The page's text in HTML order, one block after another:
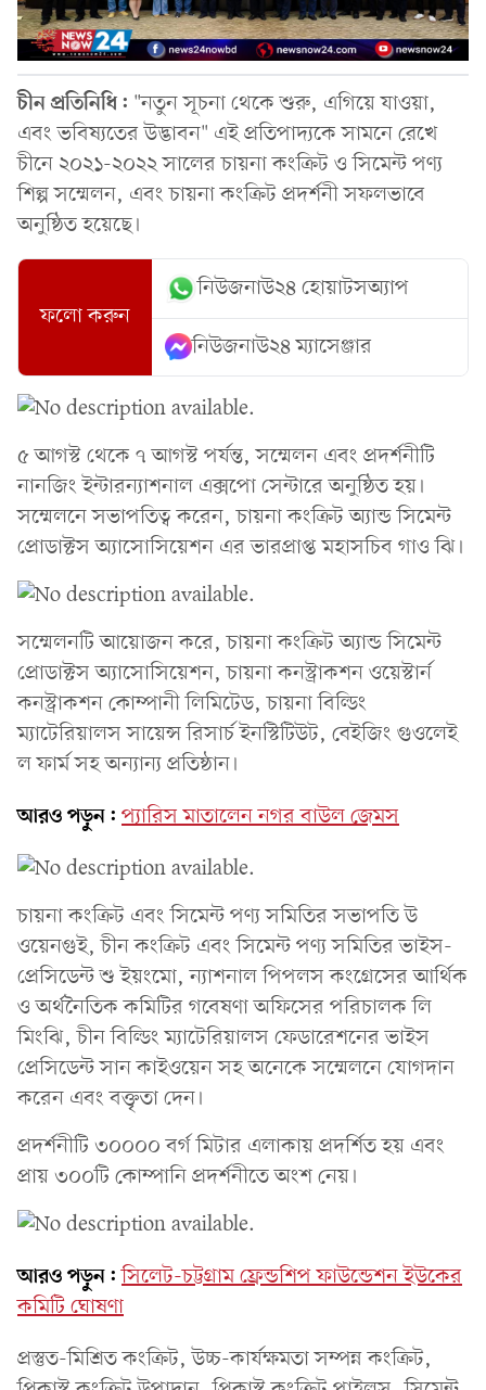
চীন প্রতিনিধি: "নতুন সূচনা থেকে শুরু, এগিয়ে যাওয়া,
এবং ভবিষ্যতের উদ্ভাবন" এই প্রতিপাদ্যকে সামনে রেখে
চীনে ২০২১-২০২২ সালের চায়না কংক্রিট ও সিমেন্ট পণ্য
শিল্প সম্মেলন, এবং চায়না কংক্রিট প্রদর্শনী সফলভাবে
অনুষ্ঠিত হয়েছে।
ফলো করুন
নিউজনাউ২৪ হোয়াটসঅ্যাপ
নিউজনাউ২৪ ম্যাসেঞ্জার
৫ আগস্ট থেকে ৭ আগস্ট পর্যন্ত, সম্মেলন এবং প্রদর্শনীটি
নানজিং ইন্টারন্যাশনাল এক্সপো সেন্টারে অনুষ্ঠিত হয়।
সম্মেলনে সভাপতিত্ব করেন, চায়না কংক্রিট অ্যান্ড সিমেন্ট
প্রোডাক্টস অ্যাসোসিয়েশন এর ভারপ্রাপ্ত মহাসচিব গাও ঝি।
সম্মেলনটি আয়োজন করে, চায়না কংক্রিট অ্যান্ড সিমেন্ট
প্রোডাক্টস অ্যাসোসিয়েশন, চায়না কনস্ট্রাকশন ওয়েস্টার্ন
কনস্ট্রাকশন কোম্পানী লিমিটেড, চায়না বিল্ডিং
ম্যাটেরিয়ালস সায়েন্স রিসার্চ ইনস্টিটিউট, বেইজিং গুওলেই
ল ফার্ম সহ অন্যান্য প্রতিষ্ঠান।
আরও পড়ুন: প্যারিস মাতালেন নগর বাউল জেমস
চায়না কংক্রিট এবং সিমেন্ট পণ্য সমিতির সভাপতি উ
ওয়েনগুই, চীন কংক্রিট এবং সিমেন্ট পণ্য সমিতির ভাইস-
প্রেসিডেন্ট শু ইয়ংমো, ন্যাশনাল পিপলস কংগ্রেসের আর্থিক
ও অর্থনৈতিক কমিটির গবেষণা অফিসের পরিচালক লি
মিংঝি, চীন বিল্ডিং ম্যাটেরিয়ালস ফেডারেশনের ভাইস
প্রেসিডেন্ট সান কাইওয়েন সহ অনেকে সম্মেলনে যোগদান
করেন এবং বক্তৃতা দেন।
প্রদর্শনীটি ৩০০০০ বর্গ মিটার এলাকায় প্রদর্শিত হয় এবং
প্রায় ৩০০টি কোম্পানি প্রদর্শনীতে অংশ নেয়।
আরও পড়ুন: সিলেট-চট্টগ্রাম ফ্রেন্ডশিপ ফাউন্ডেশন ইউকের
কমিটি ঘোষণা
প্রস্তুত-মিশ্রিত কংক্রিট, উচ্চ-কার্যক্ষমতা সম্পন্ন কংক্রিট,